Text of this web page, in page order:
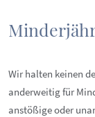
Wir halten keinen
anderweitig für
anstößige oder